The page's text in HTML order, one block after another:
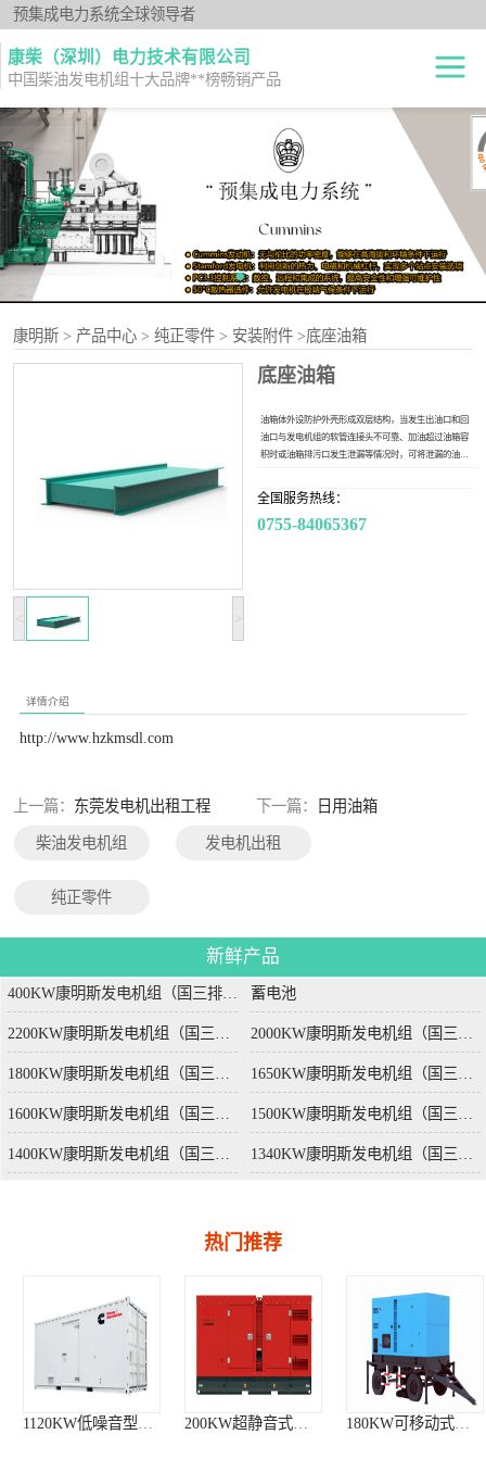
预集成电力系统全球领导者
康柴（深圳）电力技术有限公司
中国柴油发电机组十大品牌**榜畅销产品
康明斯 > 产品中心 > 纯正零件 > 安装附件 >底座油箱
< >
底座油箱
油箱体外设防护外壳形成双层结构，当发生出油口和回
油口与发电机组的软管连接头不可靠、加油超过油箱容
积时或油箱排污口发生泄漏等情况时，可将泄漏的油存
患，确保了基站内柴油发电机组安全工作。
全国服务热线：
0755-84065367
详情介绍
http://www.hzkmsdl.com
上一篇： 东莞发电机出租工程 下一篇： 日用油箱
柴油发电机组 发电机出租
纯正零件
新鲜产品
400KW康明斯发电机组（国三排放） 蓄电池
2200KW康明斯发电机组（国三排放） 2000KW康明斯发电机组（国三排放）
1800KW康明斯发电机组（国三排放） 1650KW康明斯发电机组（国三排放）
1600KW康明斯发电机组（国三排放） 1500KW康明斯发电机组（国三排放）
1400KW康明斯发电机组（国三排放） 1340KW康明斯发电机组（国三排放）
热门推荐
柴油发电机组
发电机出租
纯正零件
开架式
静音型
移动电站
原厂机型